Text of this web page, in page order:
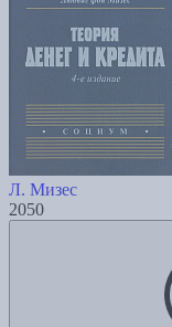
Л. Мизес
2050